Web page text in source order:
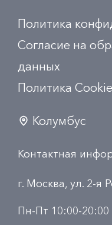
Политика
Согласие на
данных
Политика Сookie
Колумбус
Контактная
г. Москва, ул. 2-я
Пн-Пт 10:00-